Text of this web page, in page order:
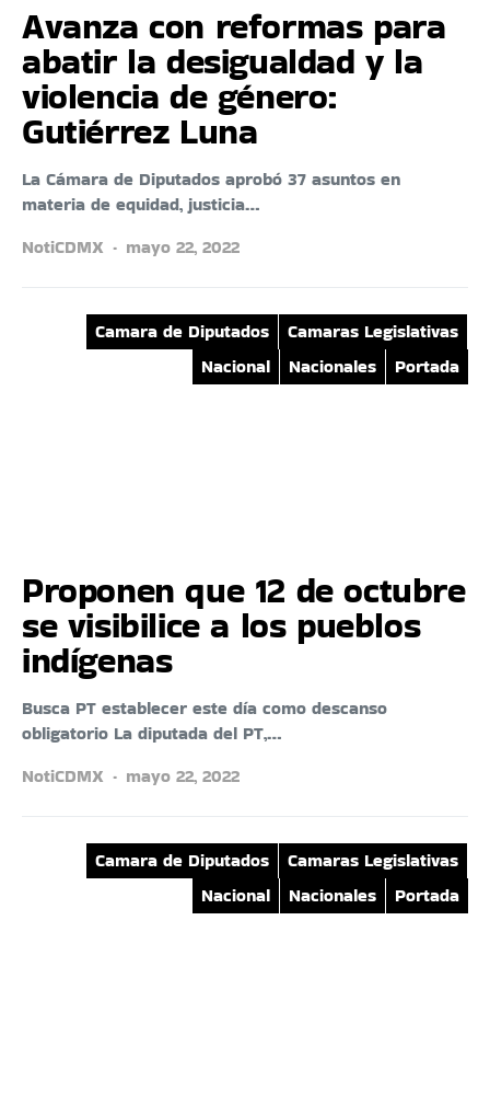
Avanza con reformas para
abatir la desigualdad y la
violencia de género:
Gutiérrez Luna
La Cámara de Diputados aprobó 37 asuntos en
materia de equidad, justicia…
NotiCDMX
mayo 22, 2022
Camara de Diputados
Camaras Legislativas
Nacional
Nacionales Portada
Proponen que 12 de octubre
se visibilice a los pueblos
indígenas
Busca PT establecer este día como descanso
obligatorio La diputada del PT,…
NotiCDMX
mayo 22, 2022
Camara de Diputados
Camaras Legislativas
Nacional
Nacionales Portada